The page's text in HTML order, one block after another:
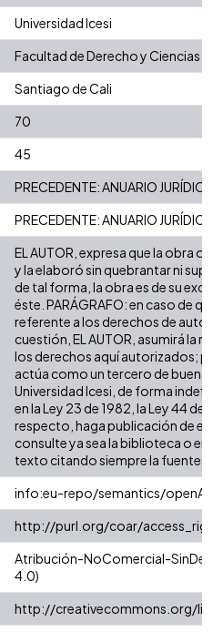
Universidad Icesi
Facultad de Derecho y Ciencias
Santiago de Cali
70
45
PRECEDENTE: ANUARIO
PRECEDENTE: ANUARIO
EL AUTOR, expresa que la obra
y la elaboró sin quebrantar ni
de tal forma, la obra es de su
éste. PARÁGRAFO: en caso de
referente a los derechos de
cuestión, EL AUTOR, asumirá la
los derechos aquí autorizados;
actúa como un tercero de
Universidad Icesi, de forma
en la Ley 23 de 1982, la Ley 44
respecto, haga publicación de
consulte ya sea la biblioteca o
texto citando siempre la
info:eu-repo/semantics/
http://purl.org/coar/
Atribución-NoComercial-
4.0)
http://creativecommons.org/